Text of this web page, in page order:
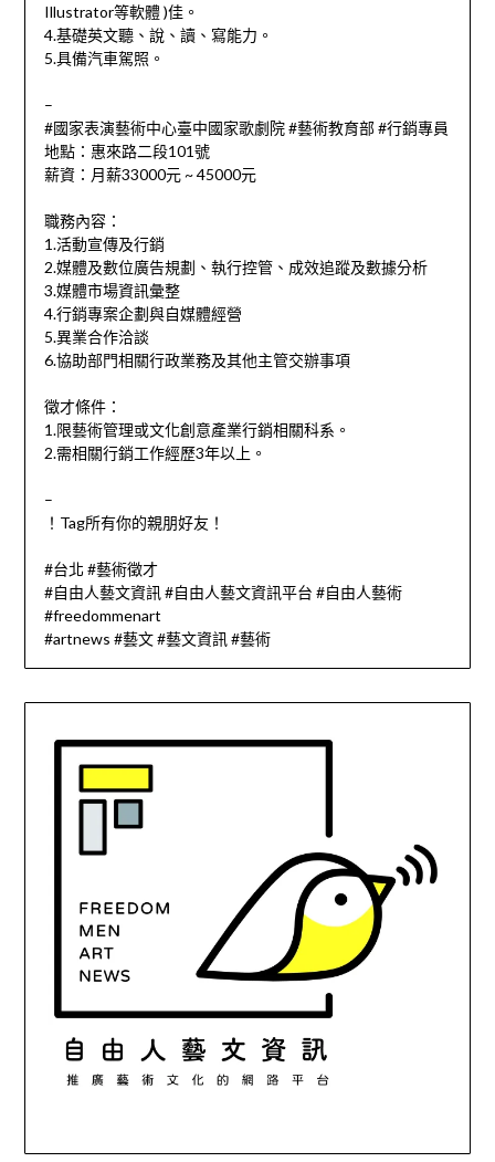
Illustrator等軟體 )佳。
4.基礎英文聽、說、讀、寫能力。
5.具備汽車駕照。
–
#國家表演藝術中心臺中國家歌劇院 #藝術教育部 #行銷專員
地點：惠來路二段101號
薪資：月薪33000元 ~ 45000元
職務內容：
1.活動宣傳及行銷
2.媒體及數位廣告規劃、執行控管、成效追蹤及數據分析
3.媒體市場資訊彙整
4.行銷專案企劃與自媒體經營
5.異業合作洽談
6.協助部門相關行政業務及其他主管交辦事項
徵才條件：
1.限藝術管理或文化創意產業行銷相關科系。
2.需相關行銷工作經歷3年以上。
–
！Tag所有你的親朋好友！
#台北 #藝術徵才
#自由人藝文資訊 #自由人藝文資訊平台 #自由人藝術
#freedommenart
#artnews #藝文 #藝文資訊 #藝術